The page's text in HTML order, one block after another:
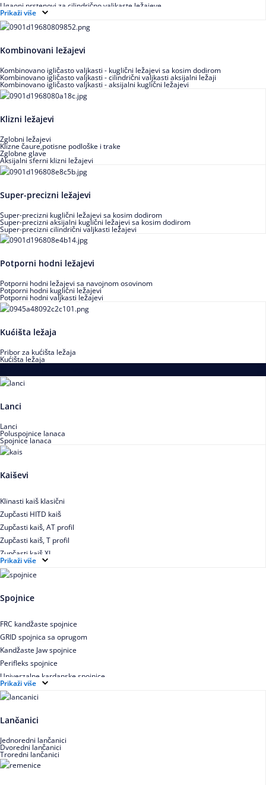
Ugaoni prstenovi za cilindrično valjkaste ležajeve
Prikaži više
Kombinovani ležajevi
Kombinovano igličasto valjkasti - kuglični ležajevi sa kosim dodirom
Kombinovano igličasto valjkasti - cilindrični valjkasti aksijalni ležaji
Kombinovano igličasto valjkasti - aksijalni kuglični ležajevi
Klizni ležajevi
Zglobni ležajevi
Klizne čaure,potisne podloške i trake
Zglobne glave
Aksijalni sferni klizni ležajevi
Super-precizni ležajevi
Super-precizni kuglični ležajevi sa kosim dodirom
Super-precizni aksijalni kuglični ležajevi sa kosim dodirom
Super-precizni cilindrični valjkasti ležajevi
Potporni hodni ležajevi
Potporni hodni ležajevi sa navojnom osovinom
Potporni hodni kuglični ležajevi
Potporni hodni valjkasti ležajevi
Kućišta ležaja
Pribor za kućišta ležaja
Kućišta ležaja
Lanci
Lanci
Poluspojnice lanaca
Spojnice lanaca
Kaiševi
Klinasti kaiš klasični
Zupčasti HITD kaiš
Zupčasti kaiš, AT profil
Zupčasti kaiš, T profil
Zupčasti kaiš XL
Zupčasti STD kaiš
Uskoprofilno klinasto remenje
Uskoprofilno klinasto remenje spojeno
Uskoprofilno klinasto remenje XP extra power
Višekanalno remenje PJ,PK
Prikaži više
Spojnice
FRC kandžaste spojnice
GRID spojnica sa oprugom
Kandžaste Jaw spojnice
Perifleks spojnice
Univerzalne kardanske spojnice
Zupčaste spojnice
Prikaži više
Lančanici
Jednoredni lančanici
Dvoredni lančanici
Troredni lančanici